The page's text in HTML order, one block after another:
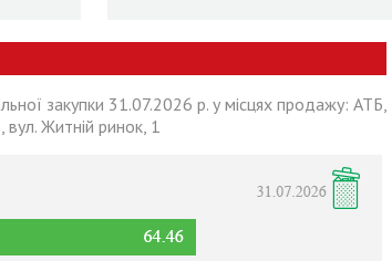
закупки 31.07.2026 р. у місцях продажу: АТБ,
Житній ринок, 1